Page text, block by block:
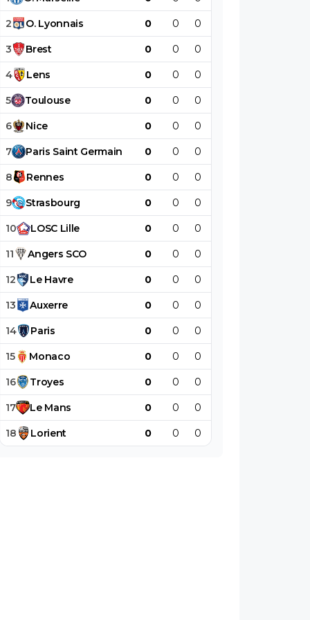
2 O. Lyonnais 0 0 0
3 Brest 0 0 0
4 Lens 0 0 0
5 Toulouse 0 0 0
6 Nice 0 0 0
7 Paris Saint Germain 0 0 0
8 Rennes 0 0 0
9 Strasbourg 0 0 0
10 LOSC Lille 0 0 0
11 Angers SCO 0 0 0
12 Le Havre 0 0 0
13 Auxerre 0 0 0
14 Paris 0 0 0
15 Monaco 0 0 0
16 Troyes 0 0 0
17 Le Mans 0 0 0
18 Lorient 0 0 0